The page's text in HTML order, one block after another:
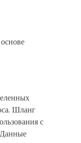
Шланг
с
Данные